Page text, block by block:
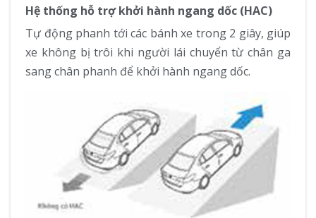
Hệ thống hỗ trợ khởi hành ngang dốc (HAC)
Tự động phanh tới các bánh xe trong 2 giây, giúp
xe không bị trôi khi người lái chuyển từ chân ga
sang chân phanh để khởi hành ngang dốc.